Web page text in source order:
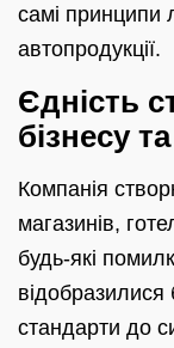
самі принципи
автопродукції.
Єдність
бізнесу
Компанія
магазинів,
будь-які
відобразилися
стандарти до